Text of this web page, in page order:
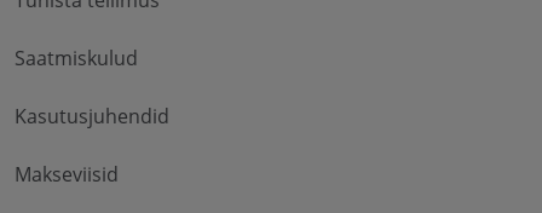
Saatmiskulud
Kasutusjuhendid
Makseviisid